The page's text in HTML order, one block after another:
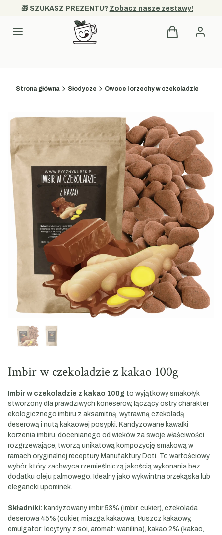
🎁 SZUKASZ PREZENTU? Zobacz nasze zestawy!
Menu Produkty w
Strona główna Słodycze Owoce i orzechy w czekoladzie
Imbir w czekoladzie z kakao 100g
Imbir w czekoladzie z kakao 100g to wyjątkowy smakołyk
stworzony dla prawdziwych koneserów, łączący ostry charakter
ekologicznego imbiru z aksamitną, wytrawną czekoladą
deserową i nutą kakaowej posypki. Kandyzowane kawałki
korzenia imbiru, docenianego od wieków za swoje właściwości
rozgrzewające, tworzą unikatową kompozycję smakową w
ramach oryginalnej receptury Manufaktury Doti. To wartościowy
wybór, który zachwyca rzemieślniczą jakością wykonania bez
dodatku oleju palmowego. Idealny jako wykwintna przekąska lub
elegancki upominek.
Składniki: kandyzowany imbir 53% (imbir, cukier), czekolada
deserowa 45% (cukier, miazga kakaowa, tłuszcz kakaowy,
emulgator: lecytyny z soi, aromat: wanilina), kakao 2% (kakao,